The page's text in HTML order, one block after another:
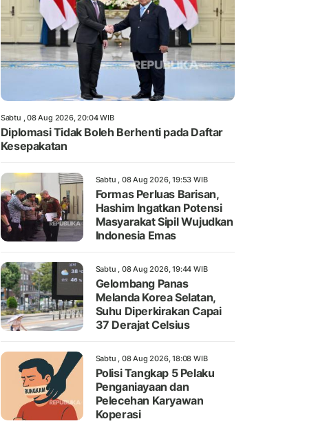
Sabtu , 08 Aug 2026, 20:04 WIB
Diplomasi Tidak Boleh Berhenti pada Daftar
Kesepakatan
Sabtu , 08 Aug 2026, 19:53 WIB
Formas Perluas Barisan,
Hashim Ingatkan Potensi
Masyarakat Sipil Wujudkan
Indonesia Emas
Sabtu , 08 Aug 2026, 19:44 WIB
Gelombang Panas
Melanda Korea Selatan,
Suhu Diperkirakan Capai
37 Derajat Celsius
Sabtu , 08 Aug 2026, 18:08 WIB
Polisi Tangkap 5 Pelaku
Penganiayaan dan
Pelecehan Karyawan
Koperasi